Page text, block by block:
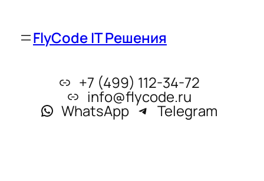
FlyCode IT Решения
+7 (499) 112-34-72
info@flycode.ru
WhatsApp Telegram